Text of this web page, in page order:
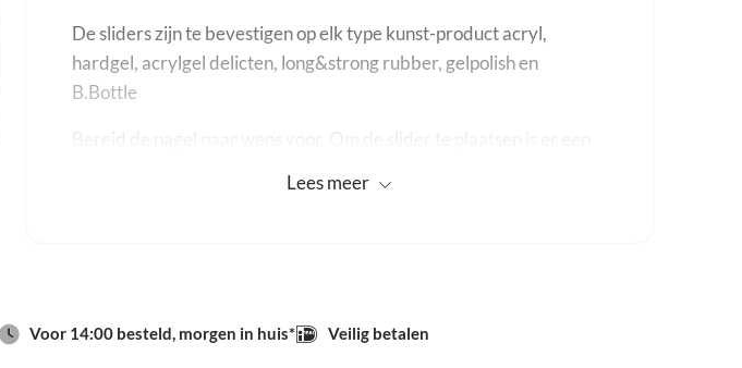
De sliders zijn te bevestigen op elk type kunst-product acryl,
hardgel, acrylgel delicten, long&strong rubber, gelpolish en
B.Bottle
Bereid de nagel naar wens voor. Om de slider te plaatsen is er een
slider met het plaatje op het stempel kussen. Als het mooi ligt kan je
Leesmeer
Voor 14:00 besteld, morgen in huis* Veilig betalen